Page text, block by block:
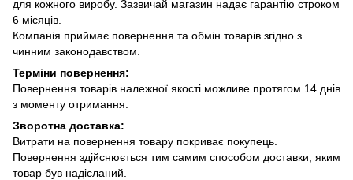
для кожного виробу. Зазвичай магазин надає гарантію строком
6 місяців.
Компанія приймає повернення та обмін товарів згідно з
чинним законодавством.
Терміни повернення:
Повернення товарів належної якості можливе протягом 14 днів
з моменту отримання.
Зворотна доставка:
Витрати на повернення товару покриває покупець.
Повернення здійснюється тим самим способом доставки, яким
товар був надісланий.